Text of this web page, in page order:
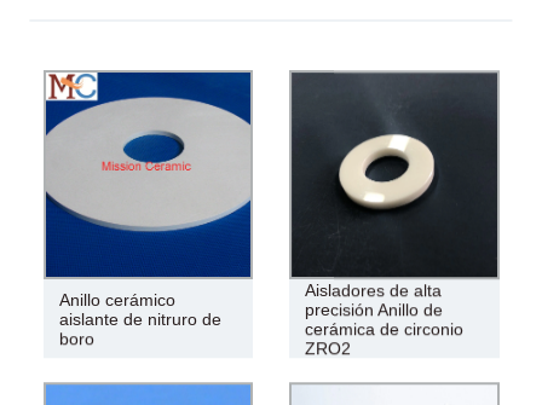
Anillo cerámico
aislante de nitruro de
boro
Aisladores de alta
precisión Anillo de
cerámica de circonio
ZRO2